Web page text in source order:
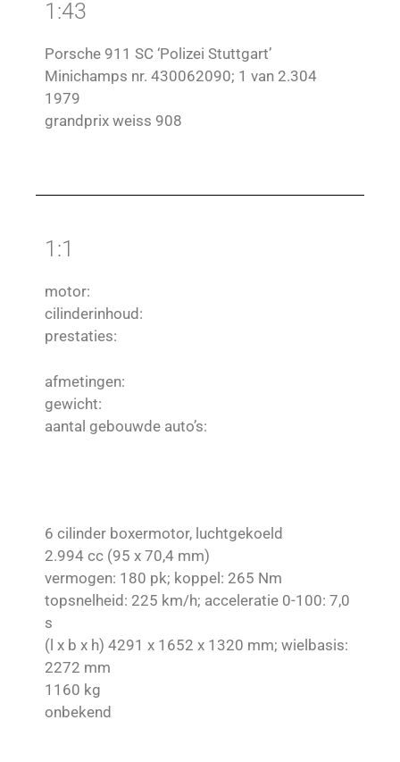
1:43
Porsche 911 SC ‘Polizei Stuttgart’
Minichamps nr. 430062090; 1 van 2.304
1979
grandprix weiss 908
1:1
motor:
cilinderinhoud:
prestaties:
afmetingen:
gewicht:
aantal gebouwde auto’s:
6 cilinder boxermotor, luchtgekoeld
2.994 cc (95 x 70,4 mm)
vermogen: 180 pk; koppel: 265 Nm
topsnelheid: 225 km/h; acceleratie 0-100: 7,0
s
(l x b x h) 4291 x 1652 x 1320 mm; wielbasis:
2272 mm
1160 kg
onbekend